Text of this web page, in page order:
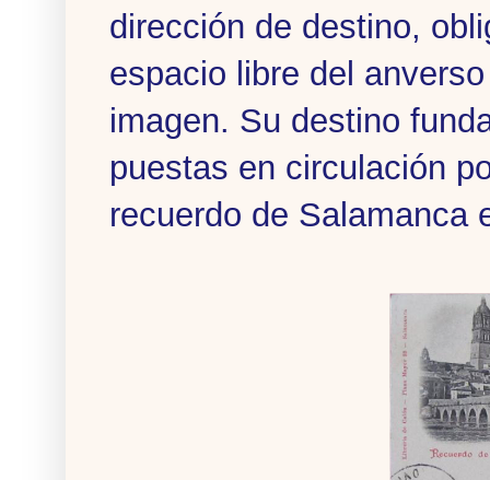
dirección de destino,
espacio libre del
imagen. Su destino
puestas en circulación
recuerdo de Salamanca